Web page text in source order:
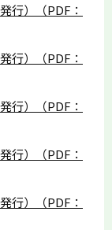
行）（PDF：
行）（PDF：
行）（PDF：
行）（PDF：
行）（PDF：